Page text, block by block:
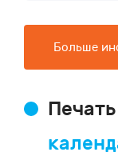
Больше